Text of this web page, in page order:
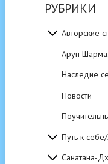
РУБРИКИ
Авторские
Арун
Наследие
Новости
Путь к
Санатана-